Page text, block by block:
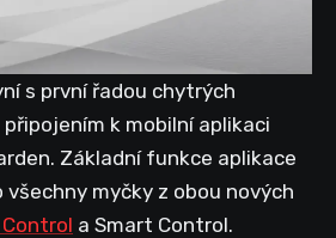
s první řadou chytrých
připojením k mobilní aplikaci
Základní funkce aplikace
všechny myčky z obou nových
a Smart Control.